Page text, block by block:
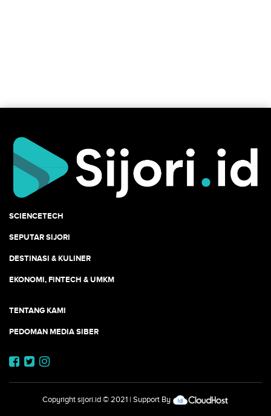
SCIENCETECH
SEPUTAR SIJORI
DESTINASI & KULINER
EKONOMI, FINTECH & UMKM
TENTANG KAMI
PEDOMAN MEDIA SIBER
Copyright sijori.id© 2021 | Support By